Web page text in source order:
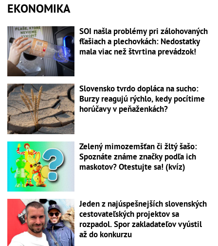
EKONOMIKA
SOI našla problémy pri zálohovaných
fľašiach a plechovkách: Nedostatky
mala viac než štvrtina prevádzok!
Slovensko tvrdo dopláca na sucho:
Burzy reagujú rýchlo, kedy pocítime
horúčavy v peňaženkách?
Zelený mimozemšťan či žltý šašo:
Spoznáte známe značky podľa ich
maskotov? Otestujte sa! (kvíz)
Jeden z najúspešnejších slovenských
cestovateľských projektov sa
rozpadol. Spor zakladateľov vyústil
až do konkurzu